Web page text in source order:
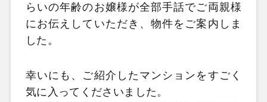
らいの年齢のお嬢様が全部手話でご両親様
にお伝えしていただき、物件をご案内しま
した。
幸いにも、ご紹介したマンションをすごく
気に入ってくださいました。